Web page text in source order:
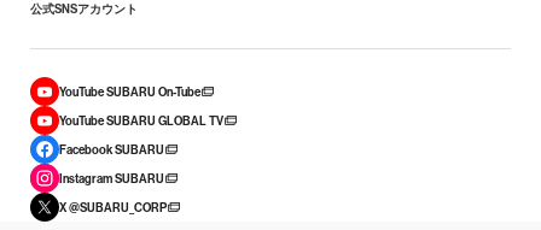
公式SNSアカウント
YouTube SUBARU On-Tube
YouTube SUBARU GLOBAL TV
Facebook SUBARU
Instagram SUBARU
X @SUBARU_CORP